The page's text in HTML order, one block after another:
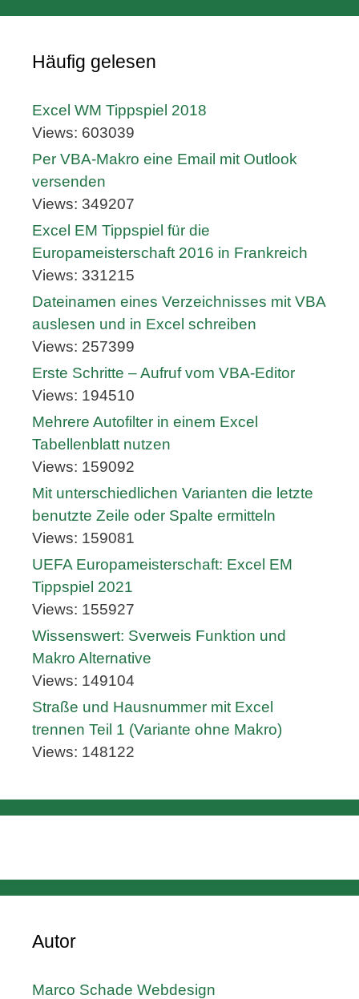
Häufig gelesen
Excel WM Tippspiel 2018
Views: 603039
Per VBA-Makro eine Email mit Outlook
versenden
Views: 349207
Excel EM Tippspiel für die
Europameisterschaft 2016 in Frankreich
Views: 331215
Dateinamen eines Verzeichnisses mit VBA
auslesen und in Excel schreiben
Views: 257399
Erste Schritte – Aufruf vom VBA-Editor
Views: 194510
Mehrere Autofilter in einem Excel
Tabellenblatt nutzen
Views: 159092
Mit unterschiedlichen Varianten die letzte
benutzte Zeile oder Spalte ermitteln
Views: 159081
UEFA Europameisterschaft: Excel EM
Tippspiel 2021
Views: 155927
Wissenswert: Sverweis Funktion und
Makro Alternative
Views: 149104
Straße und Hausnummer mit Excel
trennen Teil 1 (Variante ohne Makro)
Views: 148122
Autor
Marco Schade Webdesign